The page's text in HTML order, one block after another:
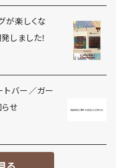
が楽しくな
しました！
トバー／ガー
せ